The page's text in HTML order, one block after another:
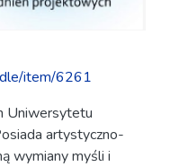
item/6261
Uniwersytetu
artystyczno-
wymiany myśli i